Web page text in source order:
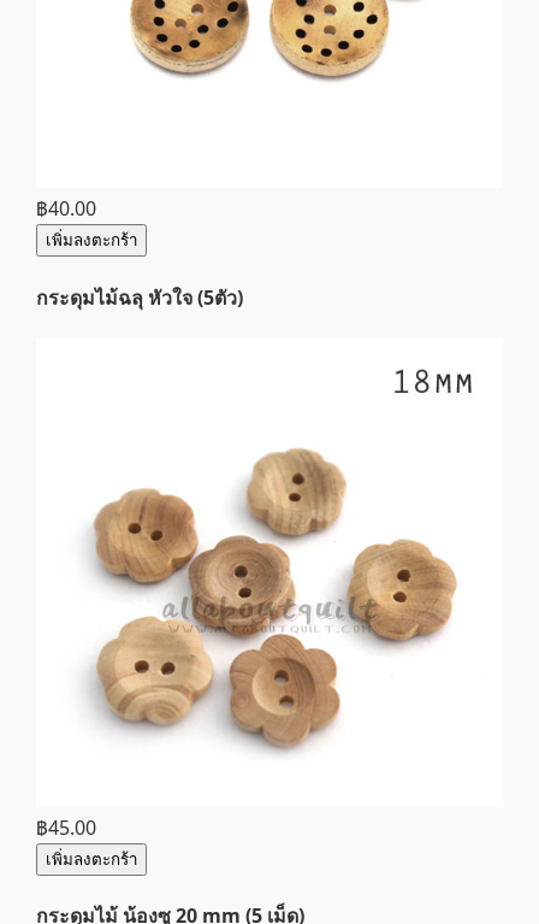
฿40.00
เพิ่มลงตะกร้า
กระดุมไม้ฉลุ หัวใจ (5ตัว)
฿45.00
เพิ่มลงตะกร้า
กระดุมไม้ น้องซู 20 mm (5 เม็ด)